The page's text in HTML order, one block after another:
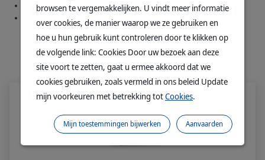
De bijschildklieren
De alvleesklier
ALLE PRODUCTEN
browsen te vergemakkelijken. U vindt meer informatie
over cookies, de manier waarop we ze gebruiken en
hoe u hun gebruik kunt controleren door te klikken op
de volgende link: Cookies Door uw bezoek aan deze
site voort te zetten, gaat u ermee akkoord dat we
cookies gebruiken, zoals vermeld in ons beleid Update
mijn voorkeuren met betrekking totCookies.
Aanvaarden
Mijn toestemmingen bijwerken